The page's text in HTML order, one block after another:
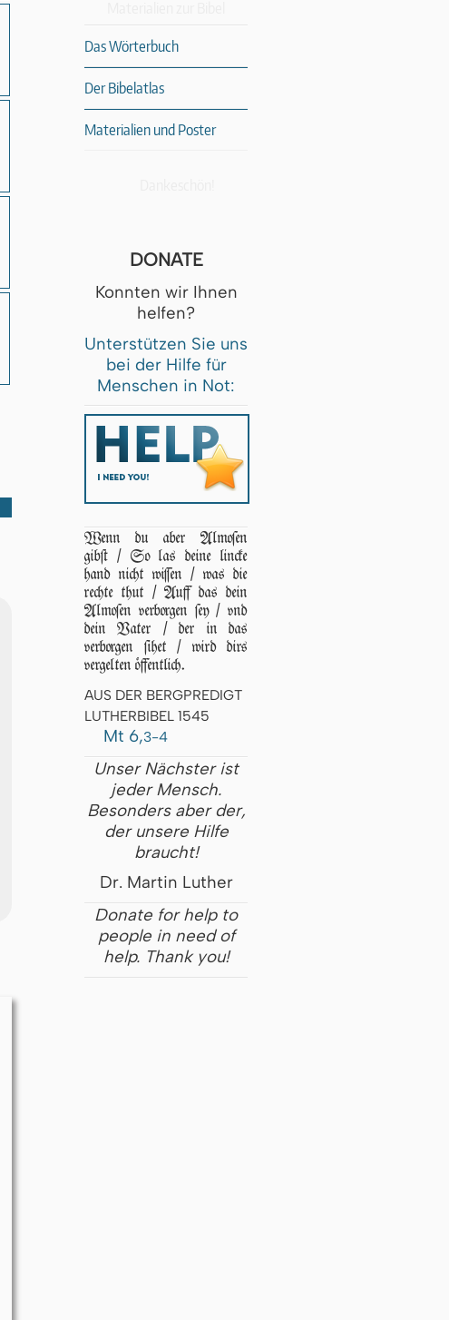
Das Wörterbuch
Der Bibelatlas
Materialien und Poster
DONATE
Konnten wir Ihnen
helfen?
Unterstützen Sie uns
bei der Hilfe für
Menschen in Not:
Wenn du aber Almoſen
gibſt / So las deine lincke
hand nicht wiſſen / was die
rechte thut / Auff das dein
Almoſen verborgen ſey / vnd
dein Vater / der in das
verborgen ſihet / wird dirs
vergelten öffentlich.
AUS DER BERGPREDIGT
LUTHERBIBEL 1545
Mt 6,3-4
Unser Nächster ist
jeder Mensch.
Besonders aber der,
der unsere Hilfe
braucht!
Dr. Martin Luther
Donate for help to
people in need of
help. Thank you!